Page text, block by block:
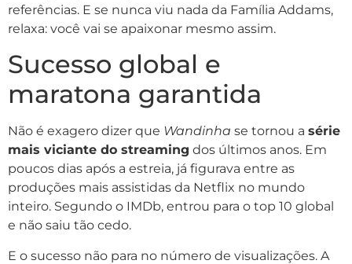
referências. E se nunca viu nada da Família Addams,
relaxa: você vai se apaixonar mesmo assim.
Sucesso global e
maratona garantida
Não é exagero dizer que Wandinha se tornou a série
mais viciante do streaming dos últimos anos. Em
poucos dias após a estreia, já figurava entre as
produções mais assistidas da Netflix no mundo
inteiro. Segundo o IMDb, entrou para o top 10 global
e não saiu tão cedo.
E o sucesso não para no número de visualizações. A